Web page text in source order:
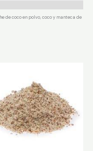
de coco en polvo, coco y manteca de